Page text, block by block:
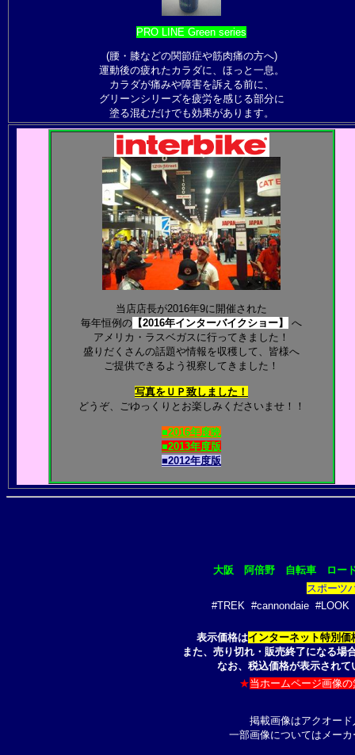
PRO LINE Green series
(腰・膝などの関節症や筋肉痛の方へ)
運動後の疲れたカラダに、ほっと一息。
カラダが痛みや障害を訴える前に、
グリーンシリーズを疲労を感じる部分に
塗る混むだけでも効果があります。
当店店長が2016年9に開催された
毎年恒例の 【2016年インターバイクショー】
へ
アメリカ・ラスベガスに行ってきました！
盛りだくさんの話題や情報を収穫して、皆様へ
ご提供できるよう視察してきました！
写真をＵＰ致しました！
どうぞ、ごゆっくりとお楽しみくださいませ！！
■2016年度晩
■2013年度版
■2012年度版
大阪 阿倍野 自転車 ロー
スポーツ
#TREK #cannondaie
表示価格はインターネット特別価
また、売り切れ・販売終了になる場
なお、税込価格が表示され
★当ホームページ画像
掲載画像はアクオー
一部画像についてはメー